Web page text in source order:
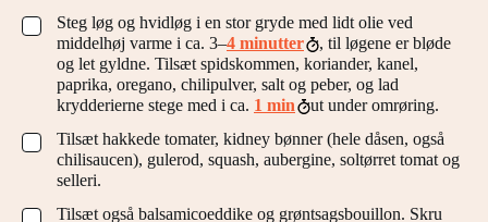
▢
Steg løg og hvidløg i en stor gryde med lidt olie ved
middelhøj varme i ca. 3–4 minutter
, til løgene er bløde
og let gyldne. Tilsæt spidskommen, koriander, kanel,
paprika, oregano, chilipulver, salt og peber, og lad
krydderierne stege med i ca. 1 min ut under omrøring.
▢
Tilsæt hakkede tomater, kidney bønner (hele dåsen, også
chilisaucen), gulerod, squash, aubergine, soltørret tomat og
selleri.
▢
Tilsæt også balsamicoeddike og grøntsagsbouillon. Skru